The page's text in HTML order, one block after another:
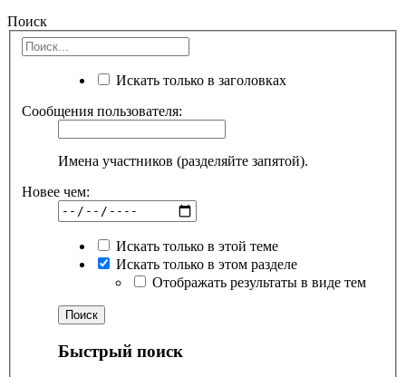
Поиск
Искать только в заголовках
Сообщения пользователя:
Имена участников (разделяйте запятой).
Новее чем:
Искать только в этой теме
Искать только в этом разделе
Отображать результаты в виде тем
Быстрый поиск